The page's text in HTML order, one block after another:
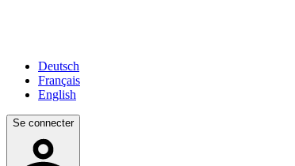
Deutsch
Français
English
Se connecter